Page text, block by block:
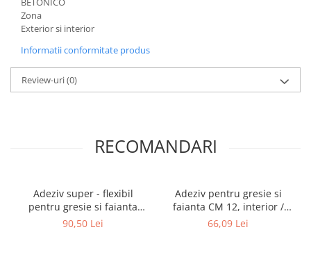
Fier Beton
Pavele si borduri din piatra Andezit
Accesorii metalice
Plasa sudata eco
Plasa sudata stas
Zona
Exterior si interior
Informatii conformitate produs
Review-uri(0)
RECOMANDARI
Adeziv super - flexibil
pentru gresie si faianta
Ceresit CM 17, interior /
90,50 Lei
Adeziv pentru gresie si
faianta CM 12, interior /
exterior, gri, 25 kg
66,09 Lei